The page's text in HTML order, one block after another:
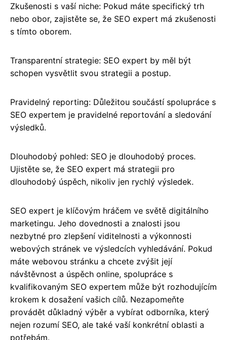
Zkušenosti s vaší niche: Pokud máte specifický trh
nebo obor, zajistěte se, že SEO expert má zkušenosti
s tímto oborem.
Transparentní strategie: SEO expert by měl být
schopen vysvětlit svou strategii a postup.
Pravidelný reporting: Důležitou součástí spolupráce s
SEO expertem je pravidelné reportování a sledování
výsledků.
Dlouhodobý pohled: SEO je dlouhodobý proces.
Ujistěte se, že SEO expert má strategii pro
dlouhodobý úspěch, nikoliv jen rychlý výsledek.
SEO expert je klíčovým hráčem ve světě digitálního
marketingu. Jeho dovednosti a znalosti jsou
nezbytné pro zlepšení viditelnosti a výkonnosti
webových stránek ve výsledcích vyhledávání. Pokud
máte webovou stránku a chcete zvýšit její
návštěvnost a úspěch online, spolupráce s
kvalifikovaným SEO expertem může být rozhodujícím
krokem k dosažení vašich cílů. Nezapomeňte
provádět důkladný výběr a vybírat odborníka, který
nejen rozumí SEO, ale také vaší konkrétní oblasti a
potřebám.